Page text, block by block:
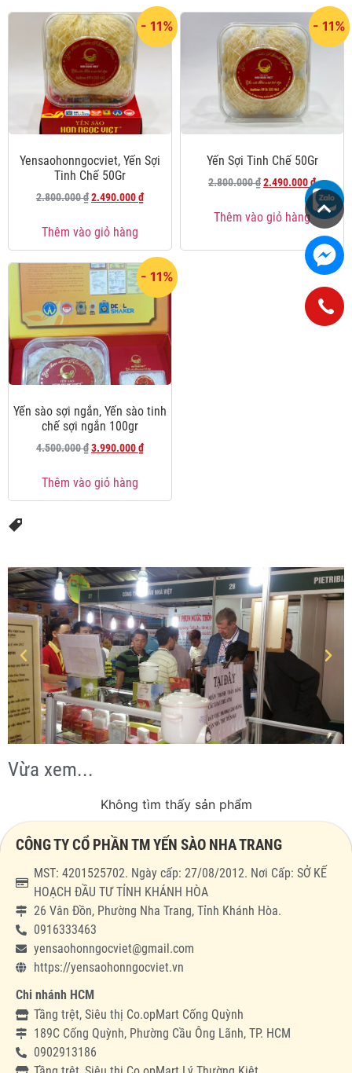
- 11%
Yensaohonngocviet, Yến Sợi
Tinh Chế 50Gr
2.800.000₫2.490.000₫
Thêm vào giỏ hàng
- 11%
Yến Sợi Tinh Chế 50Gr
2.800.000₫2.490.000₫
Thêm vào giỏ hàng
- 11%
Yến sào sợi ngắn, Yến sào tinh
chế sợi ngắn 100gr
4.500.000₫3.990.000₫
Thêm vào giỏ hàng
Vừa xem...
Không tìm thấy sản phẩm
CÔNG TY CỔ PHẦN TM YẾN SÀO NHA TRANG
MST: 4201525702. Ngày cấp: 27/08/2012. Nơi Cấp: SỞ KẾ
HOẠCH ĐẦU TƯ TỈNH KHÁNH HÒA
26 Vân Đồn, Phường Nha Trang, Tỉnh Khánh Hòa.
0916333463
yensaohonngocviet@gmail.com
https://yensaohonngocviet.vn
Chi nhánh HCM
Tầng trệt, Siêu thị Co.opMart Cống Quỳnh
189C Cống Quỳnh, Phường Cầu Ông Lãnh, TP. HCM
0902913186